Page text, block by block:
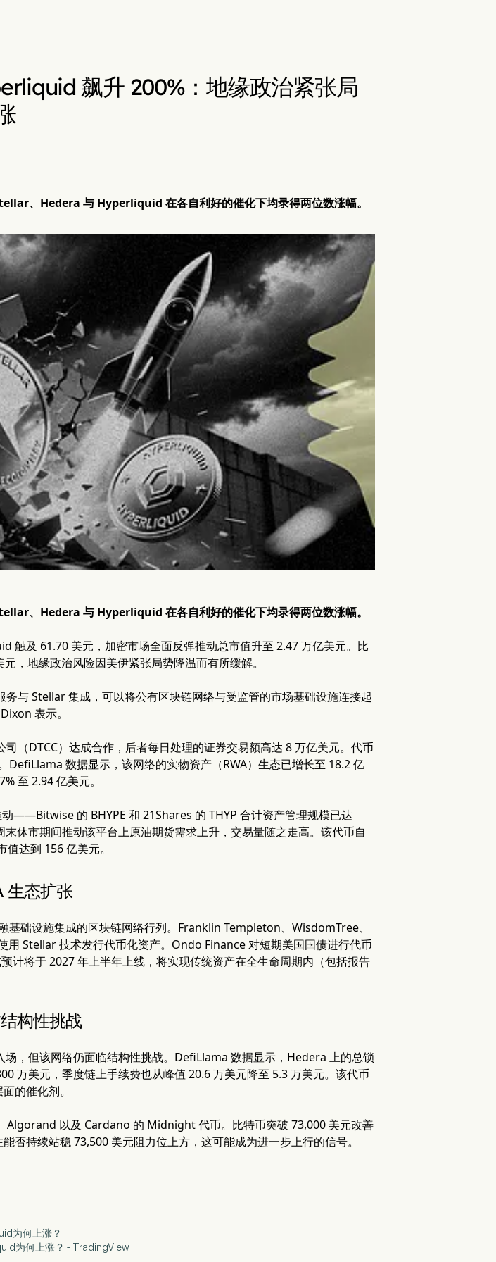
飙升 200%：地缘政治紧张局
、Hedera 与 Hyperliquid 在各自利好的催化下均录得两位数涨幅。
、Hedera 与 Hyperliquid 在各自利好的催化下均录得两位数涨幅。
触及 61.70 美元，加密市场全面反弹推动总市值升至 2.47 万亿美元。比
，地缘政治风险因美伊紧张局势降温而有所缓解。
与 Stellar 集成，可以将公有区块链网络与受监管的市场基础设施连接起
表示。
（DTCC）达成合作，后者每日处理的证券交易额高达 8 万亿美元。代币
DefiLlama 数据显示，该网络的实物资产（RWA）生态已增长至 18.2 亿
至 2.94 亿美元。
——Bitwise 的 BHYPE 和 21Shares 的 THYP 合计资产管理规模已达
休市期间推动该平台上原油期货需求上升，交易量随之走高。该代币自
达到 156 亿美元。
生态扩张
基础设施集成的区块链网络行列。Franklin Templeton、WisdomTree、
Stellar 技术发行代币化资产。Ondo Finance 对短期美国国债进行代币
计将于 2027 年上半年上线，将实现传统资产在全生命周期内（包括报告
构性挑战
，但该网络仍面临结构性挑战。DefiLlama 数据显示，Hedera 上的总锁
万美元，季度链上手续费也从峰值 20.6 万美元降至 5.3 万美元。该代币
的催化剂。
Algorand 以及 Cardano 的 Midnight 代币。比特币突破 73,000 美元改善
否持续站稳 73,500 美元阻力位上方，这可能成为进一步上行的信号。
为何上涨？
为何上涨？ - TradingView